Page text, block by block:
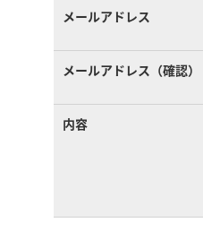
メールアドレス
メールアドレス（確認）
内容